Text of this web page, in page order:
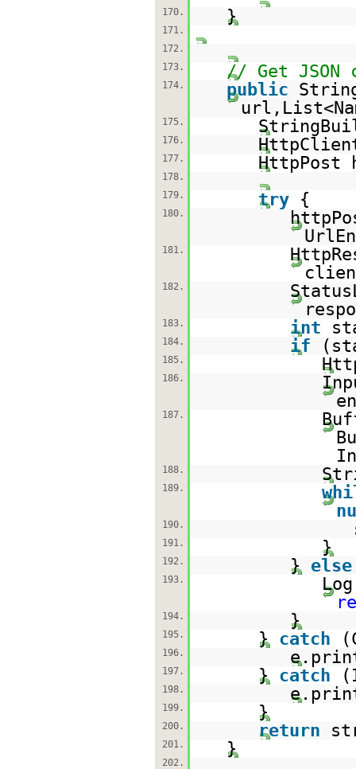
170.
}
171.
172.
173.
// Get JSON
174. public
175.
176.
177. HttpPost
178.
179.
try {
180.
181.
182.
183. int
184. if
185.
186.
187.
188.
189.
190.
191. }
192. } else
193.
194. }
195. } catch
196.
197. } catch
198.
199. }
200. return
201. }
202.